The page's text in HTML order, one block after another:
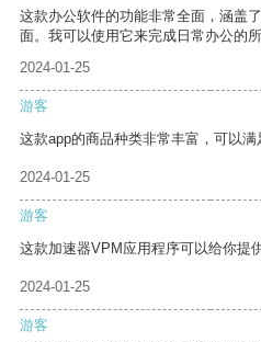
这款办公软件的功能非常全面，涵盖
面。我可以使用它来完成日常办公的
2024-01-25
游客
这款app的商品种类非常丰富，可以满
2024-01-25
游客
这款加速器VPM应用程序可以给你提
2024-01-25
游客